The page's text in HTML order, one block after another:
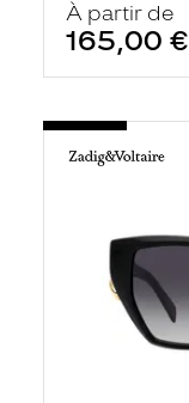
À partir de
165,00 €